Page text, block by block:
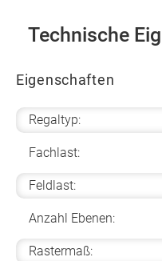
Technische
Eigenschaften
Regaltyp:
Fachlast:
Feldlast:
Anzahl Ebenen:
Rastermaß: